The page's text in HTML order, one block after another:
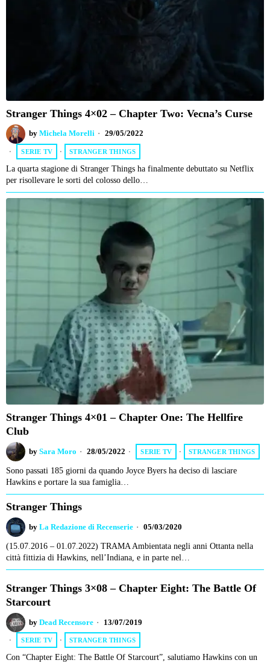
Stranger Things 4×02 – Chapter Two: Vecna’s Curse
by Michela Morelli 29/05/2022
SERIE TV · STRANGER THINGS
La quarta stagione di Stranger Things ha finalmente debuttato su Netflix
per risollevare le sorti del colosso dello…
Stranger Things 4×01 – Chapter One: The Hellfire
Club
by Sara Moro 28/05/2022 SERIE TV · STRANGER THINGS
Sono passati 185 giorni da quando Joyce Byers ha deciso di lasciare
Hawkins e portare la sua famiglia…
Stranger Things
by La Redazione di Recenserie 05/03/2020
(15.07.2016 – 01.07.2022) TRAMA Ambientata negli anni Ottanta nella
città fittizia di Hawkins, nell’Indiana, e in parte nel…
Stranger Things 3×08 – Chapter Eight: The Battle Of
Starcourt
by Dead Recensore 13/07/2019
SERIE TV · STRANGER THINGS
Con “Chapter Eight: The Battle Of Starcourt”, salutiamo Hawkins con un